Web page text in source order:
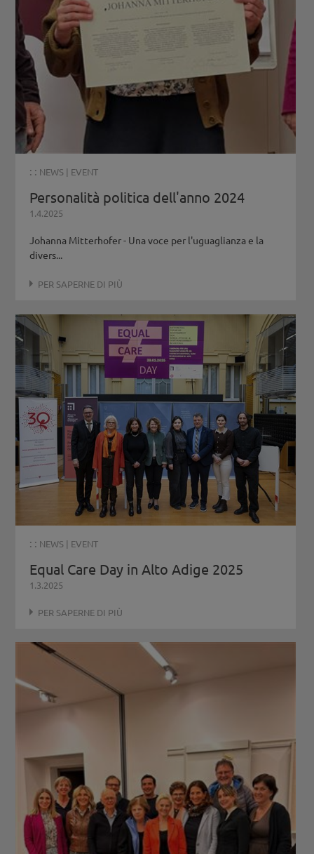
: : NEWS | EVENT
Personalità politica dell'anno 2024
1.4.2025
Johanna Mitterhofer - Una voce per l'uguaglianza e la
divers...
PER SAPERNE DI PIÙ
: : NEWS | EVENT
Equal Care Day in Alto Adige 2025
1.3.2025
PER SAPERNE DI PIÙ